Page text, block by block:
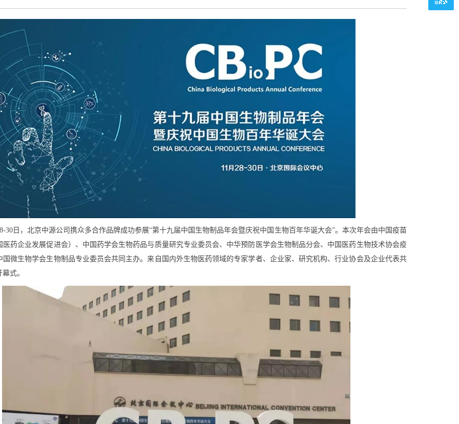
30日，北京中源公司携众多合作品牌成功参展“第十九届中国生物制品年会暨庆祝中国生物百年华诞大会”。本次年会由中国疫苗
医药企业发展促进会）、中国药学会生物药品与质量研究专业委员会、中华预防医学会生物制品分会、中国医药生物技术协会疫
国微生物学会生物制品专业委员会共同主办。来自国内外生物医药领域的专家学者、企业家、研究机构、行业协会及企业代表共
式。